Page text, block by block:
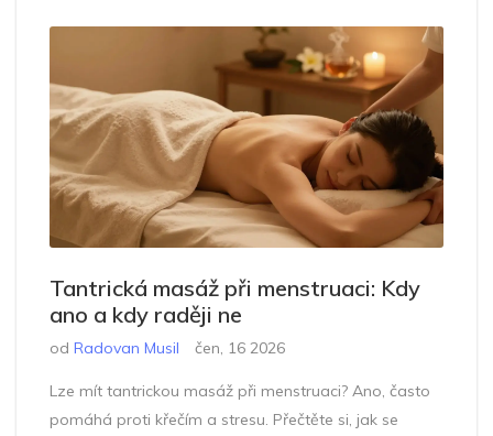
Tantrická masáž při menstruaci: Kdy
ano a kdy raději ne
od Radovan Musil čen, 16 2026
Lze mít tantrickou masáž při menstruaci? Ano, často
pomáhá proti křečím a stresu. Přečtěte si, jak se